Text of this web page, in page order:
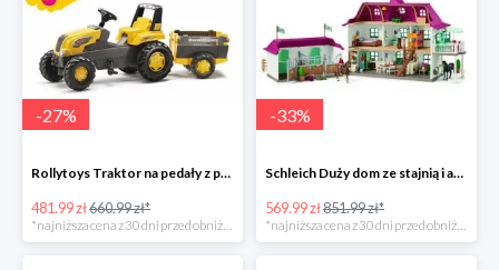
-27%
Rollytoys Traktor na pedały z przyczepą Farm Rolly Junior -27%
481.99 zł660.99 zł*
-33%
Schleich Duży dom ze stajnią i akcesoriami -33%
569.99 zł851.99 zł*